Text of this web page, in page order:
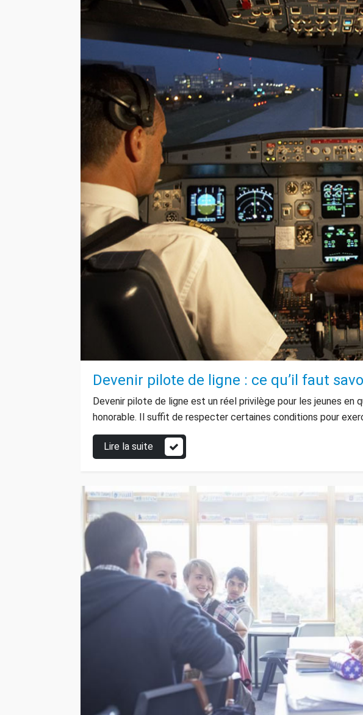
Devenir pilote de ligne : ce qu’il faut
Devenir pilote de ligne est un réel privilège pour les jeunes en
honorable. Il suffit de respecter certaines conditions pour
Lire la suite